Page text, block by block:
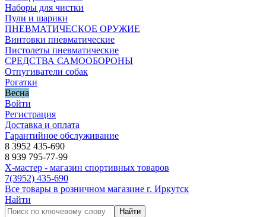
Наборы для чистки
Пули и шарики
ПНЕВМАТИЧЕСКОЕ ОРУЖИЕ
Винтовки пневматические
Пистолеты пневматические
СРЕДСТВА САМООБОРОНЫ
Отпугиватели собак
Рогатки
Весна
Войти
Регистрация
Доставка и оплата
Гарантийное обслуживание
8 3952 435-690
8 939 795-77-99
Х-мастер - магазин спортивных товаров
7(3952) 435-690
Все товары в розничном магазине г. Иркутск
Найти
Найти